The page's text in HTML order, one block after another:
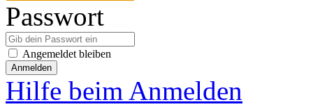
Passwort
Angemeldet bleiben
Anmelden
Hilfe beim Anmelden